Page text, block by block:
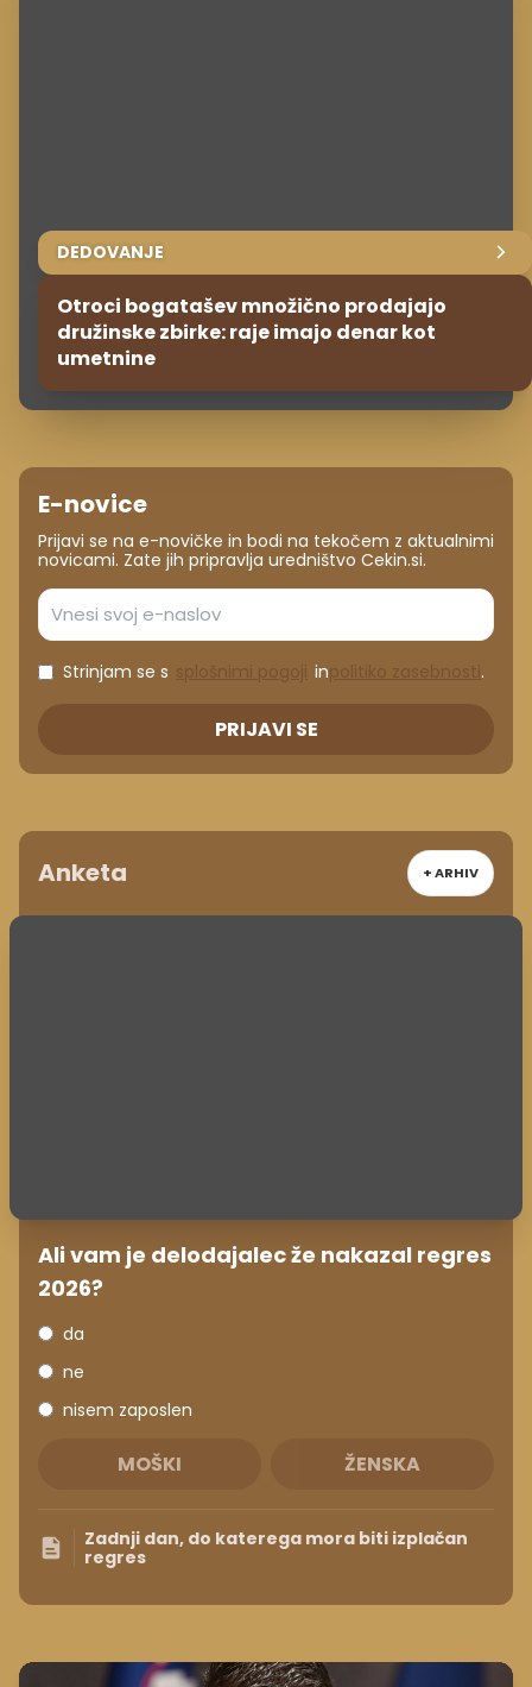
DEDOVANJE
Otroci bogatašev množično prodajajo
družinske zbirke: raje imajo denar kot
umetnine
E-novice
Prijavi se na e-novičke in bodi na tekočem z aktualnimi
novicami. Zate jih pripravlja uredništvo Cekin.si.
Strinjam se s in .
PRIJAVI SE
Anketa + ARHIV
Ali vam je delodajalec že nakazal regres
2026?
da
ne
nisem zaposlen
MOŠKI ŽENSKA
Zadnji dan, do katerega mora biti izplačan
regres